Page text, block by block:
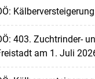
403. Zuchtrinder-
am 1. Juli